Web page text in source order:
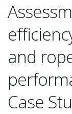
and
Case